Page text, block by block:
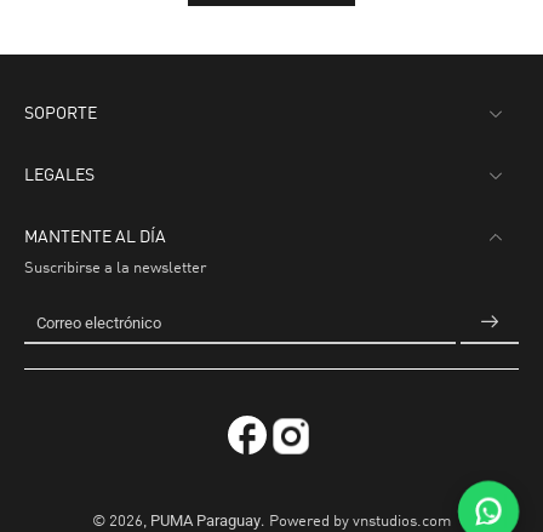
SOPORTE
LEGALES
MANTENTE AL DÍA
Suscribirse a la newsletter
Correo electrónico
© 2026, PUMA Paraguay. Powered by vnstudios.com